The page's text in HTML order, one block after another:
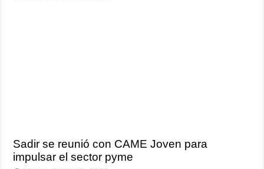
Sadir se reunió con CAME Joven para
impulsar el sector pyme